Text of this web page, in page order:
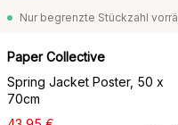
Paper Collective
Spring Jacket Poster, 50 x
70cm